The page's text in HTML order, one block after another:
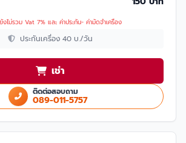
งไม่รวม Vat 7% และ ค่าประกัน- ค่ามัดจำเครื่อง
ประกันเครื่อง 40 บ./วัน
เช่า
ติดต่อสอบถาม
089-011-5757